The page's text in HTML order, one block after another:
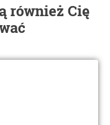
również Cię